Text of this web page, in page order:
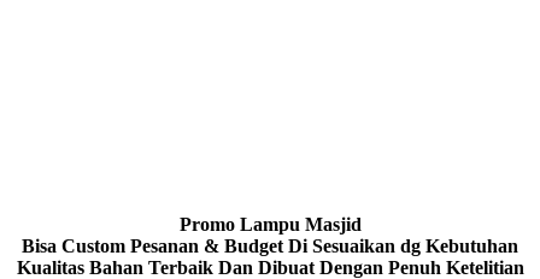
Promo Lampu Masjid
Bisa Custom Pesanan & Budget Di Sesuaikan dg Kebutuhan
Kualitas Bahan Terbaik Dan Dibuat Dengan Penuh Ketelitian